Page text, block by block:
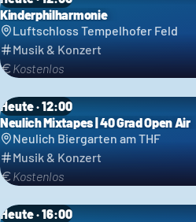
Kinderphilharmonie
Luftschloss Tempelhofer Feld
Musik & Konzert
Kostenlos
Heute · 12:00
Neulich Mixtapes | 40 Grad Open Air
Neulich Biergarten am THF
Musik & Konzert
Kostenlos
Heute · 16:00